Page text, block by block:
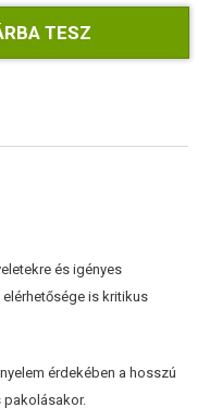
és igényes
is kritikus
érdekében a hosszú
pakolásakor.